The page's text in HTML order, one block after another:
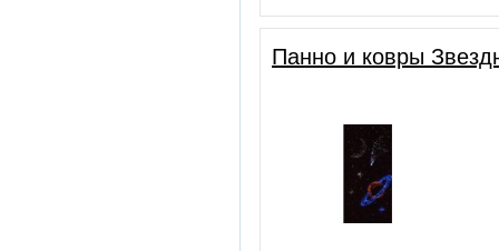
Панно и ковры